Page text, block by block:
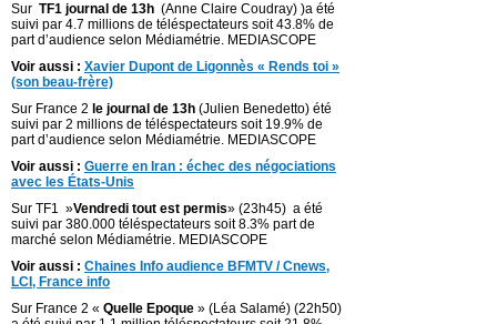
Sur TF1 journal de 13h (Anne Claire Coudray) )a été
suivi par 4.7 millions de téléspectateurs soit 43.8% de
part d’audience selon Médiamétrie. MEDIASCOPE
Voir aussi : Xavier Dupont de Ligonnès « Rends toi »
(son beau-frère)
Sur France 2 le journal de 13h (Julien Benedetto) été
suivi par 2 millions de téléspectateurs soit 19.9% de
part d’audience selon Médiamétrie. MEDIASCOPE
Voir aussi : Guerre en Iran : échec des négociations
avec les États-Unis
Sur TF1 »Vendredi tout est permis» (23h45) a été
suivi par 380.000 téléspectateurs soit 8.3% part de
marché selon Médiamétrie. MEDIASCOPE
Voir aussi : Chaines Info audience BFMTV / Cnews,
LCI, France info
Sur France 2 « Quelle Epoque » (Léa Salamé) (22h50)